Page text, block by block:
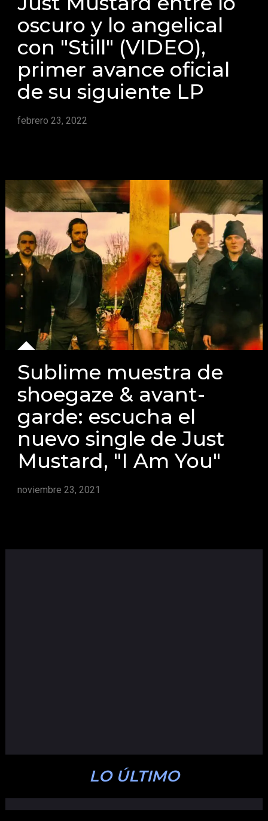
oscuro y lo angelical
con "Still" (VIDEO),
primer avance oficial
de su siguiente LP
febrero 23, 2022
Sublime muestra de
shoegaze & avant-
garde: escucha el
nuevo single de Just
Mustard, "I Am You"
noviembre 23, 2021
LO ÚLTIMO